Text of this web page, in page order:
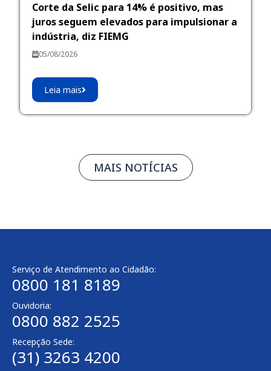
Corte da Selic para 14% é positivo, mas
juros seguem elevados para impulsionar a
indústria, diz FIEMG
05/08/2026
Leia mais
MAIS NOTÍCIAS
Serviço de Atendimento ao Cidadão:
0800 181 8189
Ouvidoria:
0800 882 2525
Recepção Sede:
(31) 3263 4200